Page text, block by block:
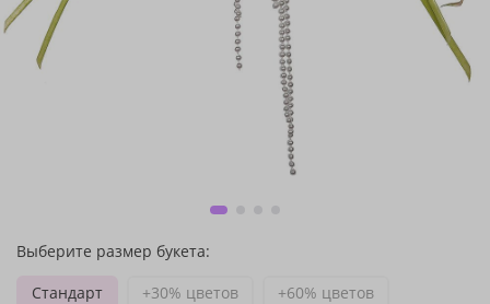
Выберите размер букета:
Стандарт
+30% цветов +60% цветов